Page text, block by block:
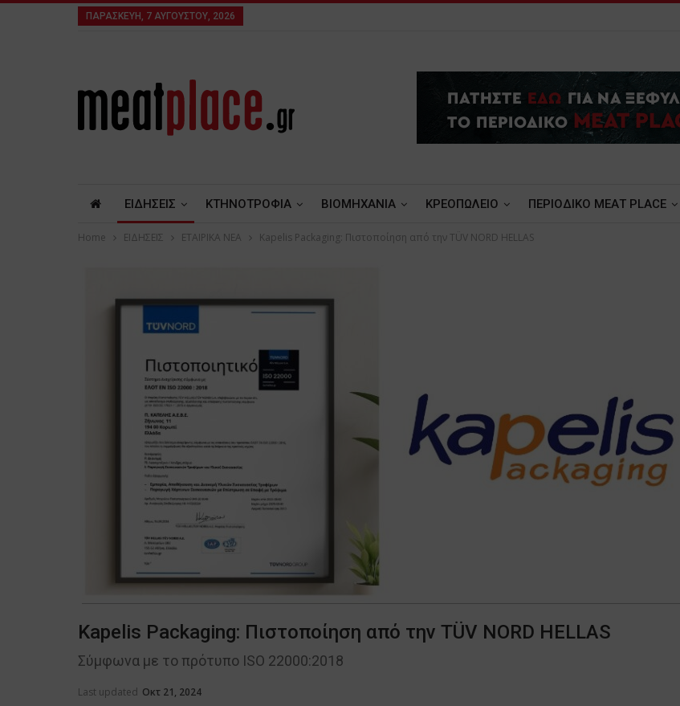
ΠΑΡΑΣΚΕΥΉ, 7 ΑΥΓΟΎΣΤΟΥ, 2026
ΕΙΔΗΣΕΙΣ ΚΤΗΝΟΤΡΟΦΙΑ ΒΙΟΜΗΧΑΝΙΑ ΚΡΕΟΠΩΛΕΙΟ ΠΕΡΙΟΔΙΚΟ ΜΕΑΤ PLACE
Home ΕΙΔΗΣΕΙΣ ΕΤΑΙΡΙΚΑ ΝΕΑ Kapelis Packaging: Πιστοποίηση από την TÜV NORD HELLAS
Kapelis Packaging: Πιστοποίηση από την TÜV NORD HELLAS
Σύμφωνα με το πρότυπο ISO 22000:2018
Last updated Οκτ 21, 2024